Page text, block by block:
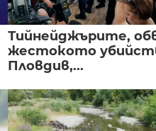
Тийнейджърите,
жестокото
Пловдив,...